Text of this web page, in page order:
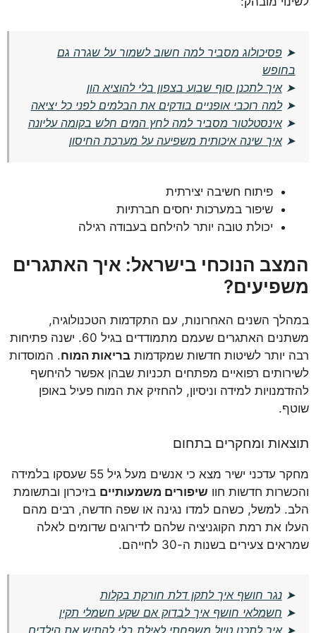
➤פסיכולוג מסביר למה חשוב לשמור על שגרה גם
בחופש
➤איך לתכנן סוף שבוע בצפון בלי להוציא הון
➤למה רוכבי אופניים בודקים את הבלמים לפני כל יציאה
➤אינסטלטור מסביר למה לחץ המים חלש בקומה עליונה
➤איך שינה איכותית משפיעה על מערכת החיסון
פיתוח חשיבה יצירתית
שיפור במערכות יחסים חברתיות
יכולת טובה יותר להילחם בעבודה רגילה
המצב הנוכחי בישראל: איך האתגרים
משפיעים?
במהלך השנים האחרונות, עם התקדמות הטכנולוגיה,
משתנים האתגרים שעמם מתמודדים בגיל 60. ישנה פתיחות
רבה יותר לשיטות חדשות שמקדמות בריאות המוח. המוסדות
לשירותים רפואיים מפתחים תכניות שבהן אפשר להיחשף
להזדמנויות למידה וניסיון, להחזיק את המוח פעיל באופן
שוטף.
תוצאות ומחקרים בתחום
מחקר עדכני ישיר מצא כי אנשים מעל גיל 55 שעסקו בלמידה
והכשרות חדשות חוו שיפורים משמעותיים בזיכרון ובתשומת
הלב. למשל, כשהם למדו נגינה או שפה חדשה, רבים מהם
העלו את רמת הקוגניציה שלהם לדירוגים שדומים לאלה
שמראים צעירים בשנות ה-30 לחייהם.
➤נגר חושף איך לתקן דלת חורקת בקלות
➤ חשמלאי חושף איך לבדוק אם שקע חשמלי תקין